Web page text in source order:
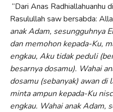
“Dari Anas Radhiallahuanhu
Rasulullah saw bersabda:
anak Adam, sesungguhnya
dan memohon kepada-Ku,
engkau, Aku tidak peduli
besarnya dosamu). Wahai
dosamu (sebanyak) awan di
minta ampun kepada-Ku
engkau. Wahai anak Adam,